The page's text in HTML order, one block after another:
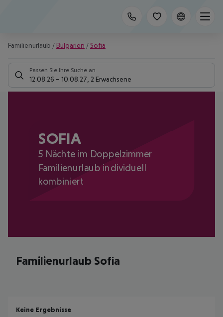
Familienurlaub / Bulgarien / Sofia
Passen Sie Ihre Suche an
12.08.26 – 10.08.27 2 Erwachsene
SOFIA
5 Nächte im Doppelzimmer
Familienurlaub individuell
kombiniert
Familienurlaub Sofia
Keine Ergebnisse